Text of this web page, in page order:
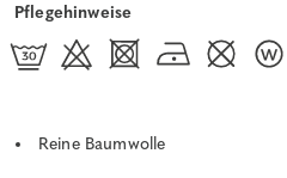
Pflegehinweise
Reine Baumwolle